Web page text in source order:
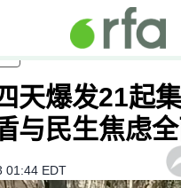
天爆发21起
与民生焦虑
01:44 EDT